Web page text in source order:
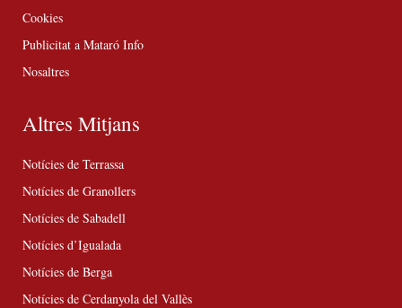
Cookies
Publicitat a Mataró Info
Nosaltres
Altres Mitjans
Notícies de Terrassa
Notícies de Granollers
Notícies de Sabadell
Notícies d’Igualada
Notícies de Berga
Notícies de Cerdanyola del Vallès